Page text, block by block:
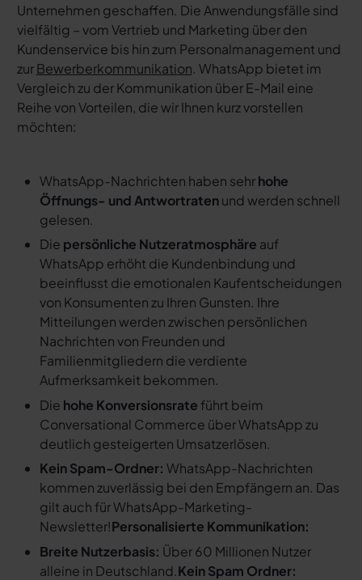
Unternehmen geschaffen. Die Anwendungsfälle sind
vielfältig – vom Vertrieb und Marketing über den
Kundenservice bis hin zum Personalmanagement und
zurBewerberkommunikation. WhatsApp bietet im
Vergleich zu der Kommunikation über E-Mail eine
Reihe von Vorteilen, die wir Ihnen kurz vorstellen
möchten:
WhatsApp-Nachrichten haben sehrhohe
Öffnungs- und Antwortratenund werden schnell
gelesen.
Die persönliche Nutzeratmosphäre auf
WhatsApp erhöht die Kundenbindung und
beeinflusst die emotionalen Kaufentscheidungen
von Konsumenten zu Ihren Gunsten. Ihre
Mitteilungen werden zwischen persönlichen
Nachrichten von Freunden und
Familienmitgliedern die verdiente
Aufmerksamkeit bekommen.
Die hohe Konversionsrate führt beim
Conversational Commerce über WhatsApp zu
deutlich gesteigerten Umsatzerlösen.
Kein Spam-Ordner: WhatsApp-Nachrichten
kommen zuverlässig bei den Empfängern an. Das
gilt auch für WhatsApp-Marketing-
Newsletter!Personalisierte Kommunikation:
Breite Nutzerbasis: Über 60 Millionen Nutzer
alleine in Deutschland.Kein Spam Ordner: